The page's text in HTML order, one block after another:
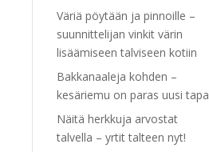
Väriä pöytään ja pinnoille –
suunnittelijan vinkit värin
lisäämiseen talviseen kotiin
Bakkanaaleja kohden –
kesäriemu on paras uusi tapa
Näitä herkkuja arvostat
talvella – yrtit talteen nyt!